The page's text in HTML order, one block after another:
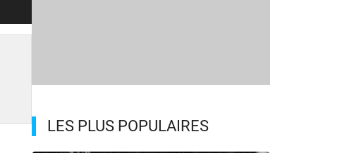
LES PLUS POPULAIRES